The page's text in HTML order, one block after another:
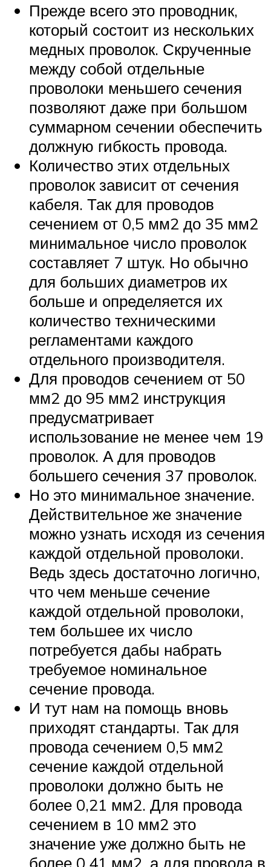
Прежде всего это проводник,
который состоит из нескольких
медных проволок. Скрученные
между собой отдельные
проволоки меньшего сечения
позволяют даже при большом
суммарном сечении обеспечить
должную гибкость провода.
Количество этих отдельных
проволок зависит от сечения
кабеля. Так для проводов
сечением от 0,5 мм2 до 35 мм2
минимальное число проволок
составляет 7 штук. Но обычно
для больших диаметров их
больше и определяется их
количество техническими
регламентами каждого
отдельного производителя.
Для проводов сечением от 50
мм2 до 95 мм2 инструкция
предусматривает
использование не менее чем 19
проволок. А для проводов
большего сечения 37 проволок.
Но это минимальное значение.
Действительное же значение
можно узнать исходя из сечения
каждой отдельной проволоки.
Ведь здесь достаточно логично,
что чем меньше сечение
каждой отдельной проволоки,
тем большее их число
потребуется дабы набрать
требуемое номинальное
сечение провода.
И тут нам на помощь вновь
приходят стандарты. Так для
провода сечением 0,5 мм2
сечение каждой отдельной
проволоки должно быть не
более 0,21 мм2. Для провода
сечением в 10 мм2 это
значение уже должно быть не
более 0,41 мм2, а для провода в